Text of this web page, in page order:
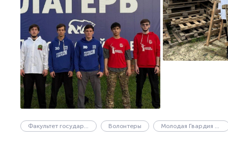
Факультет государственного управления Волонтеры Молодая Гвардия Единой России